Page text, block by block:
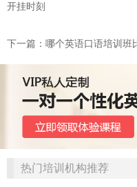
开挂时刻
下一篇：哪个英语口语培训班
热门培训机构推荐